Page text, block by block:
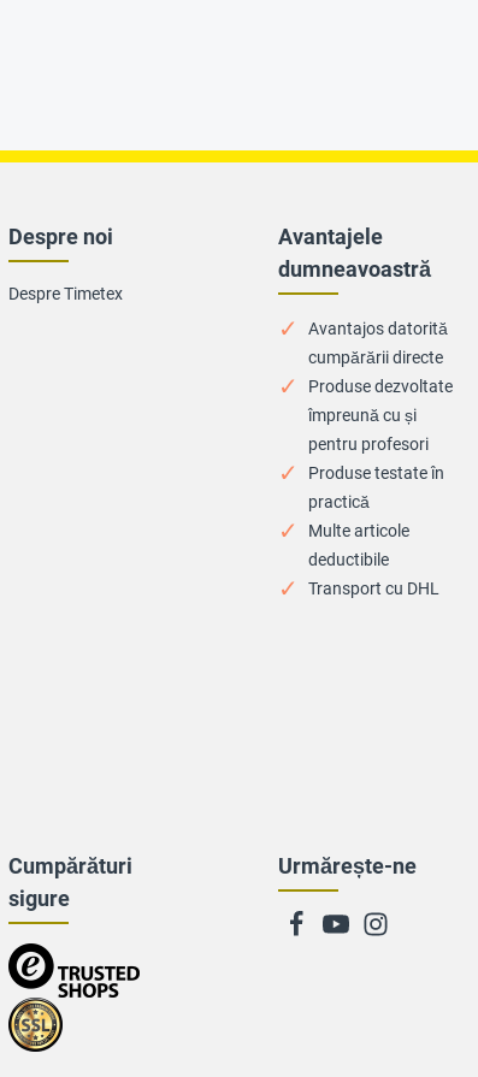
Urmărește-ne
Avantajele
dumneavoastră
Avantajos datorită
cumpărării directe
Produse dezvoltate
împreună cu și
pentru profesori
Produse testate în
practică
Multe articole
deductibile
Transport cu DHL
Cumpărături
sigure
Zu trusted Shops
Despre noi
Despre Timetex